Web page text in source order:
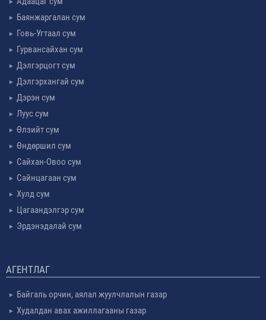
Баянжаргалан сум
Говь-Угтаал сум
Гурвансайхан сум
Дэлгэрцогт сум
Дэлгэрхангай сум
Дэрэн сум
Луус сум
Өлзийт сум
Өндөршил сум
Сайхан-Овоо сум
Сайнцагаан сум
Хулд сум
Цагаандэлгэр сум
Эрдэнэдалай сум
АГЕНТЛАГ
Байгаль орчин, аялал жуулчлалын газар
Худалдан авах ажиллагааны газар